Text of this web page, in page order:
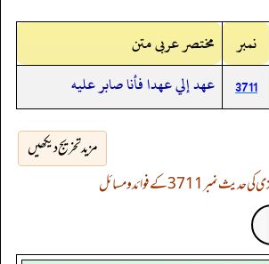
نمبر
مختصر عربی متن
3711 عهد إلي عهدا فأنا صابر عليه
مزید تخریج دیکھیں
نمبر 3711 کے فوائد و مسائل